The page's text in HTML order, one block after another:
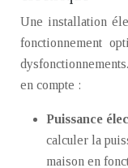
Une installation
fonctionnement
en compte :
Puissance
calculer la
maison en